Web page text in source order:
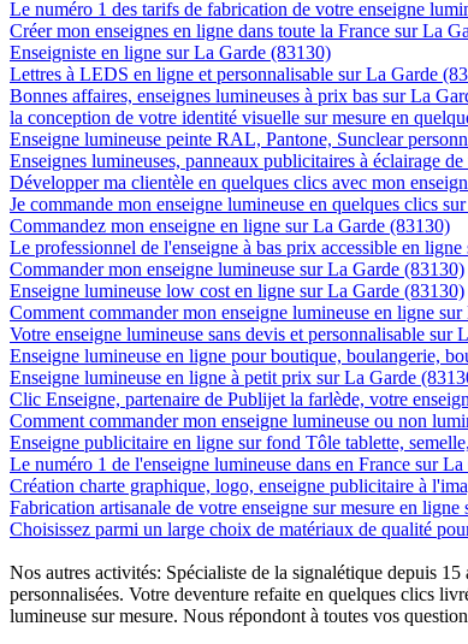
Le numéro 1 des tarifs de fabrication de votre enseigne
Créer mon enseignes en ligne dans toute la France sur La
Enseigniste en ligne sur La Garde (83130)
Lettres à LEDS en ligne et personnalisable sur La Garde
Bonnes affaires, enseignes lumineuses à prix bas sur La
la conception de votre identité visuelle sur mesure en
Enseigne lumineuse peinte RAL, Pantone, Sunclear
Enseignes lumineuses, panneaux publicitaires à éclairage
Développer ma clientèle en quelques clics avec mon
Je commande mon enseigne lumineuse en quelques clics
Commandez mon enseigne en ligne sur La Garde (83130)
Le professionnel de l'enseigne à bas prix accessible en
Commander mon enseigne lumineuse sur La Garde (83130)
Enseigne lumineuse low cost en ligne sur La Garde (83130)
Comment commander mon enseigne lumineuse en ligne
Votre enseigne lumineuse sans devis et personnalisable sur
Enseigne lumineuse en ligne pour boutique, boulangerie,
Enseigne lumineuse en ligne à petit prix sur La Garde
Clic Enseigne, partenaire de Publijet la farlède, votre
Comment commander mon enseigne lumineuse ou non
Enseigne publicitaire en ligne sur fond Tôle tablette,
Le numéro 1 de l'enseigne lumineuse dans en France sur
Création charte graphique, logo, enseigne publicitaire à
Fabrication artisanale de votre enseigne sur mesure en
Choisissez parmi un large choix de matériaux de qualité
Nos autres activités: Spécialiste de la signalétique depuis
personnalisées. Votre deventure refaite en quelques clics
lumineuse sur mesure. Nous répondont à toutes vos